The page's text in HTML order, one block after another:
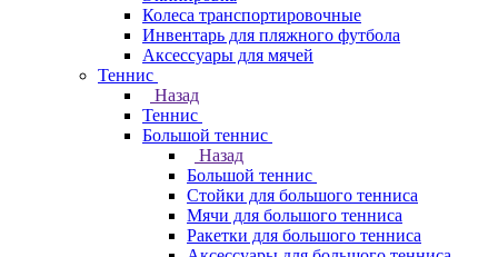
Колеса транспортировочные
Инвентарь для пляжного футбола
Аксессуары для мячей
Теннис
Назад
Теннис
Большой теннис
Назад
Большой теннис
Стойки для большого тенниса
Мячи для большого тенниса
Ракетки для большого тенниса